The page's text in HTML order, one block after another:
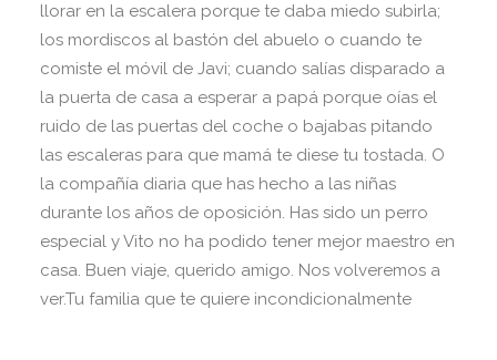
llorar en la escalera porque te daba miedo subirla;
los mordiscos al bastón del abuelo o cuando te
comiste el móvil de Javi; cuando salías disparado a
la puerta de casa a esperar a papá porque oías el
ruido de las puertas del coche o bajabas pitando
las escaleras para que mamá te diese tu tostada. O
la compañía diaria que has hecho a las niñas
durante los años de oposición. Has sido un perro
especial y Vito no ha podido tener mejor maestro en
casa. Buen viaje, querido amigo. Nos volveremos a
ver.Tu familia que te quiere incondicionalmente